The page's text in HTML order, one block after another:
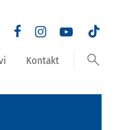
Kontakt search